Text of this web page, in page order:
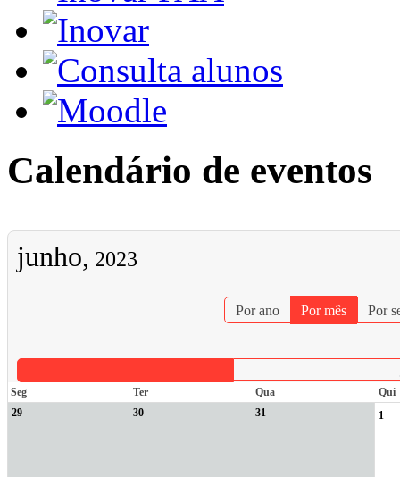
Calendário de eventos
junho, 2023
Por ano Por mês Por
Seg Ter Qua
Qui
29
30 31 1